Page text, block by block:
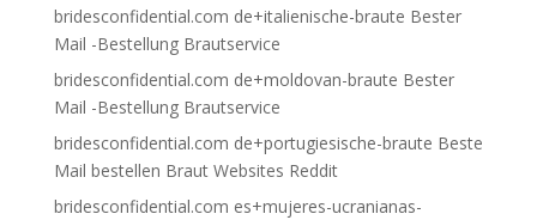
bridesconfidential.com de+italienische-braute Bester
Mail -Bestellung Brautservice
bridesconfidential.com de+moldovan-braute Bester
Mail -Bestellung Brautservice
bridesconfidential.com de+portugiesische-braute Beste
Mail bestellen Braut Websites Reddit
bridesconfidential.com es+mujeres-ucranianas-